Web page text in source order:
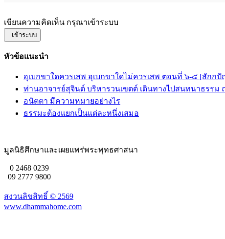
เขียนความคิดเห็น กรุณาเข้าระบบ
เข้าระบบ
หัวข้อแนะนำ
อุเบกขาใดควรเสพ อุเบกขาใดไม่ควรเสพ ตอนที่ ๖-๕ [สักก
ท่านอาจารย์สุจินต์ บริหารวนเขตต์ เดินทางไปสนทนาธรร
อนัตตา มีความหมายอย่างไร
ธรรมะต้องแยกเป็นแต่ละหนึ่งเสมอ
มูลนิธิศึกษาและเผยแพร่พระพุทธศาสนา
0 2468 0239
09 2777 9800
สงวนลิขสิทธิ์ © 2569
www.dhammahome.com